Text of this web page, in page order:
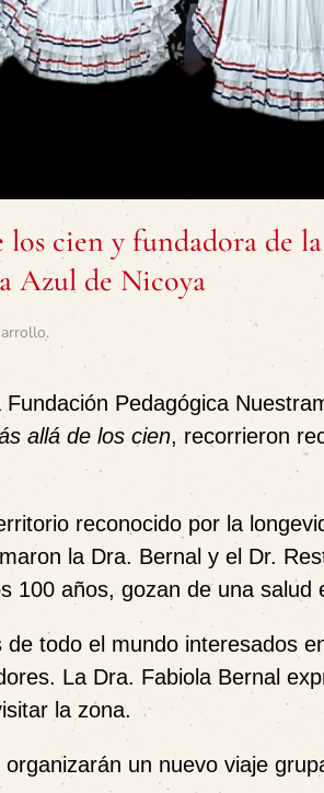
cien y fundadora de
Azul de Nicoya
.
Pedagógica
allá de los cien, recorrieron
reconocido por la
la Dra. Bernal y el Dr.
100 años, gozan de una salud
todo el mundo interesados
La Dra. Fabiola Bernal
la zona.
un nuevo viaje